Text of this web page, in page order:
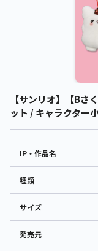
【サンリオ】【Bさ
ット / キャラクター
IP・作品名
種類
サイズ
発売元